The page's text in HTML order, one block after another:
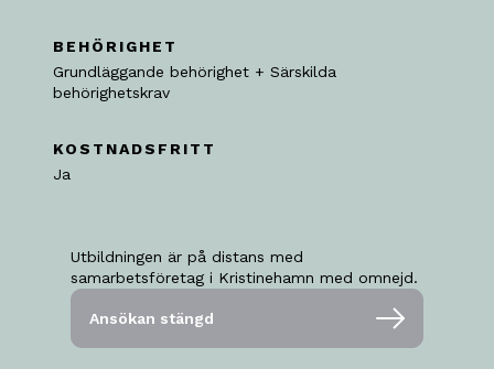
BEHÖRIGHET
Grundläggande behörighet + Särskilda
behörighetskrav
KOSTNADSFRITT
Ja
Utbildningen är på distans med
samarbetsföretag i Kristinehamn med omnejd.
Ansökan stängd